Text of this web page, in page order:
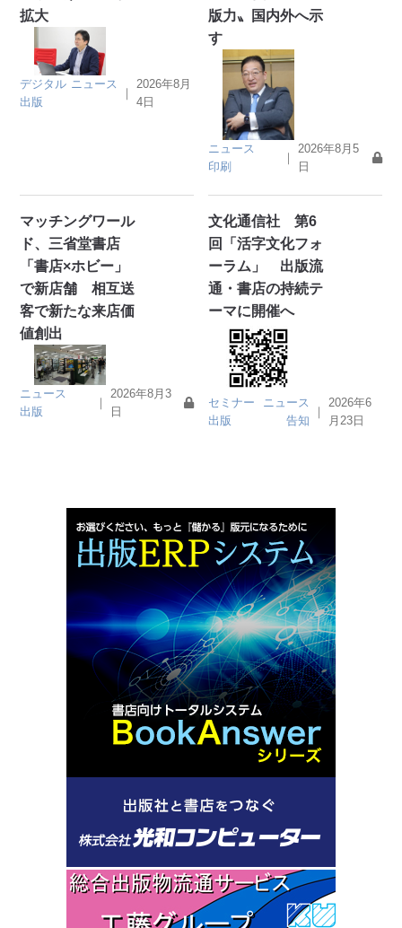
拡大
デジタル ニュース
出版
｜
2026年8月
4日
版力〟国内外へ示
す
ニュース
印刷
｜
2026年8月5
日
マッチングワール
ド、三省堂書店
「書店×ホビー」
で新店舗 相互送
客で新たな来店価
値創出
ニュース
出版
｜
2026年8月3
日
文化通信社 第6
回「活字文化フォ
ーラム」 出版流
通・書店の持続テ
ーマに開催へ
セミナー
ニュース
出版
告知
｜
2026年6
月23日